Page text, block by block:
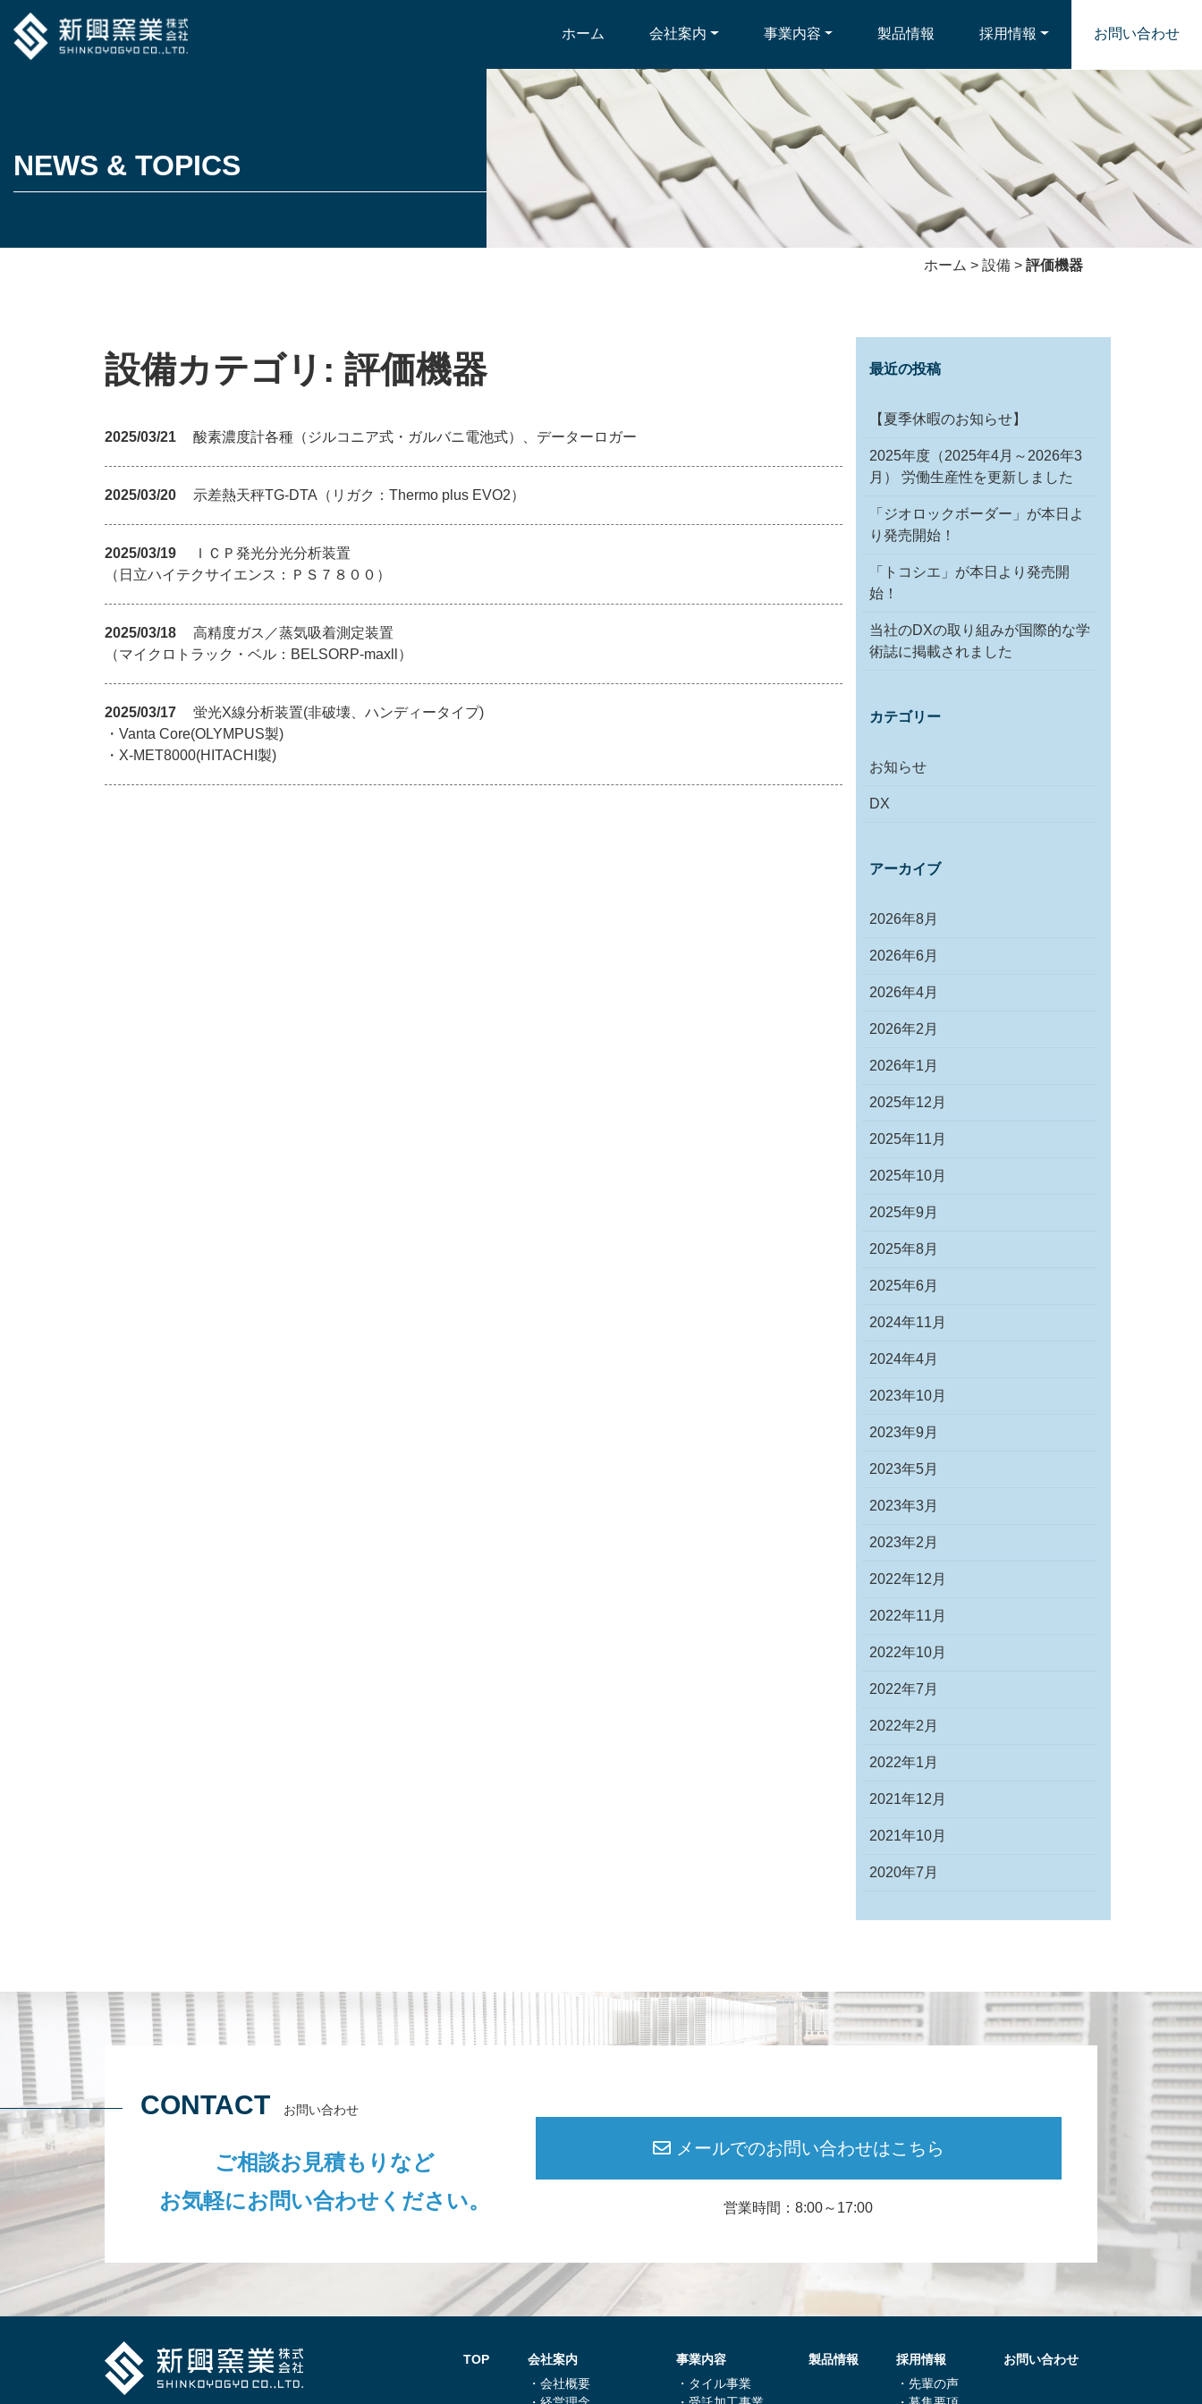
ホーム 会社案内 事業内容 製品情報 採用情報 お問い合わせ
NEWS & TOPICS
ホーム > 設備 > 評価機器
設備カテゴリ: 評価機器
2025/03/21 酸素濃度計各種（ジルコニア式・ガルバニ電池式）、データーロガー
2025/03/20 示差熱天秤TG-DTA（リガク：Thermo plus EVO2）
2025/03/19
ＩＣＰ発光分光分析装置
（日立ハイテクサイエンス：ＰＳ７８００）
2025/03/18
高精度ガス／蒸気吸着測定装置
（マイクロトラック・ベル：BELSORP-maxll）
2025/03/17
蛍光X線分析装置(非破壊、ハンディータイプ)
・Vanta Core(OLYMPUS製)
・X-MET8000(HITACHI製)
最近の投稿
【夏季休暇のお知らせ】
2025年度（2025年4月～2026年3
月） 労働生産性を更新しました
「ジオロックボーダー」が本日よ
り発売開始！
「トコシエ」が本日より発売開
始！
当社のDXの取り組みが国際的な学
術誌に掲載されました
カテゴリー
お知らせ
DX
アーカイブ
2026年8月
2026年6月
2026年4月
2026年2月
2026年1月
2025年12月
2025年11月
2025年10月
2025年9月
2025年8月
2025年6月
2024年11月
2024年4月
2023年10月
2023年9月
2023年5月
2023年3月
2023年2月
2022年12月
2022年11月
2022年10月
2022年7月
2022年2月
2022年1月
2021年12月
2021年10月
2020年7月
CONTACT お問い合わせ
ご相談お見積もりなど
お気軽にお問い合わせください。
メールでのお問い合わせはこちら
営業時間：8:00～17:00
TOP
会社案内
・会社概要
事業内容
・タイル事業
製品情報
採用情報
・先輩の声
お問い合わせ